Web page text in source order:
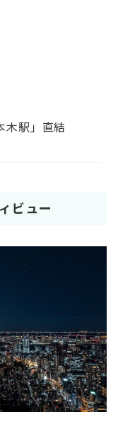
木駅」直結
ビュー